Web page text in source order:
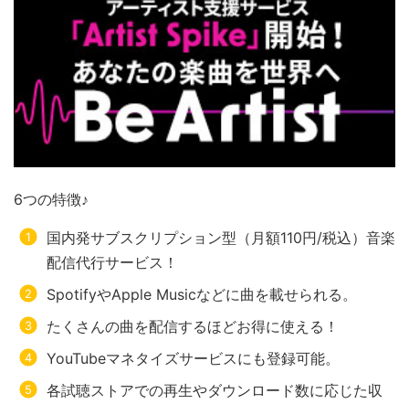
6つの特徴♪
国内発サブスクリプション型（月額110円/税込）音楽
配信代行サービス！
SpotifyやApple Musicなどに曲を載せられる。
たくさんの曲を配信するほどお得に使える！
YouTubeマネタイズサービスにも登録可能。
各試聴ストアでの再生やダウンロード数に応じた収